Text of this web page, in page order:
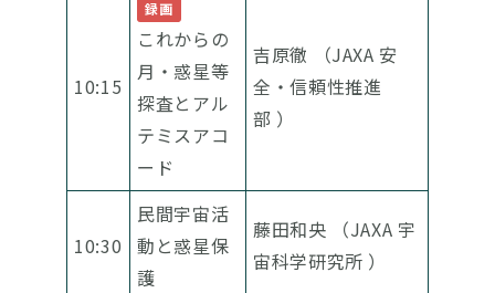
10:15
録画
これからの
月・惑星等
探査とアル
テミスアコ
ード
吉原徹 （JAXA 安
全・信頼性推進
部 ）
10:30
民間宇宙活
動と惑星保
護
藤田和央 （JAXA 宇
宙科学研究所 ）